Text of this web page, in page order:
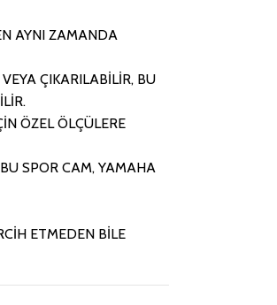
AYNI ZAMANDA
ÇIKARILABİLİR, BU
ÖZEL ÖLÇÜLERE
SPOR CAM, YAMAHA
ETMEDEN BİLE